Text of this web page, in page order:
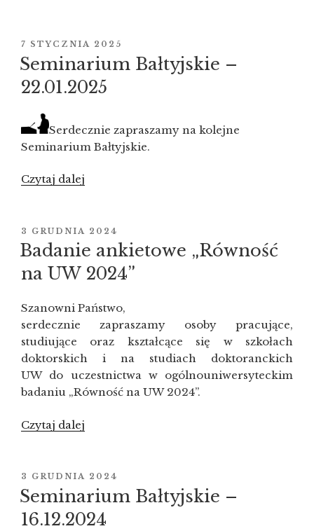
–
17
stycznia
2025”
OPUBLIKOWANE
W
7 STYCZNIA 2025
Seminarium Bałtyjskie –
22.01.2025
Serdecznie zapraszamy na kolejne
Seminarium Bałtyjskie.
Czytaj dalej
22.01.2025”
OPUBLIKOWANE
W
3 GRUDNIA 2024
Badanie ankietowe „Równość
na UW 2024”
Szanowni Państwo,
serdecznie zapraszamy osoby pracujące,
studiujące oraz kształcące się w szkołach
doktorskich i na studiach doktoranckich
UW do uczestnictwa w ogólnouniwersyteckim
badaniu „Równość na UW 2024”.
Czytaj dalej
na UW 2024””
OPUBLIKOWANE
W
3 GRUDNIA 2024
Seminarium Bałtyjskie –
16.12.2024